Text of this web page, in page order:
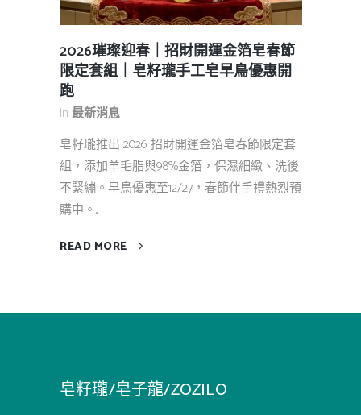
2026璀璨迎春｜招財開運金箔皂春節
限定套組｜皂籽瓏手工皂早鳥優惠開
跑
In 最新消息
皂籽瓏推出 2026 招財開運金箔皂春節限定套
組，添加羊毛脂與98%金箔，保濕細緻、洗後
不緊繃。早鳥優惠至12/27，春節伴手禮熱烈預
購中。...
READ MORE
皂籽瓏/皂子龍/ZOZILO